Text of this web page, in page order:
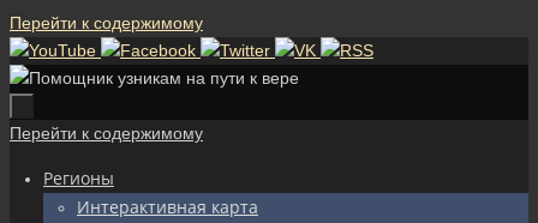
Перейти к содержимому
Перейти к содержимому
Регионы
Интерактивная карта